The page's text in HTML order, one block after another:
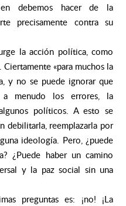
debemos hacer de la
precisamente contra su
la acción política, como
«para muchos la
y no se puede ignorar que
menudo los errores, la
políticos. A esto se
debilitarla, reemplazarla por
ideología. Pero, ¿puede
¿Puede haber un camino
y la paz social sin una
preguntas es: ¡no! ¡La